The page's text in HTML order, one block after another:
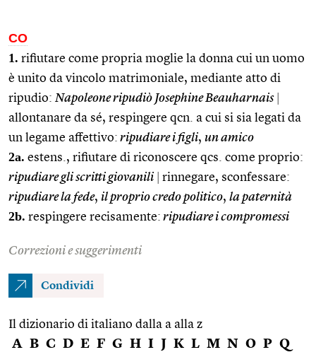
CO
1. rifiutare come propria moglie la donna cui un uomo
è unito da vincolo matrimoniale, mediante atto di
ripudio: Napoleone ripudiò Josephine Beauharnais
allontanare da sé, respingere qcn. a cui si sia legati da
un legame affettivo: ripudiare i figli, un amico
2a. estens., rifiutare di riconoscere qcs. come proprio:
ripudiare gli scritti giovanili
rinnegare, sconfessare:
ripudiare la fede, il proprio credo politico, la paternità
2b. respingere recisamente: ripudiare i compromessi
Correzioni e suggerimenti
Condividi
Il dizionario di italiano dalla a alla z
A B C D E F G H I J K L M N O P Q